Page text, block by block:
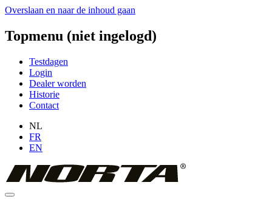
Overslaan en naar de inhoud gaan
Topmenu (niet ingelogd)
Testdagen
Login
Dealer worden
Historie
Contact
NL
FR
EN